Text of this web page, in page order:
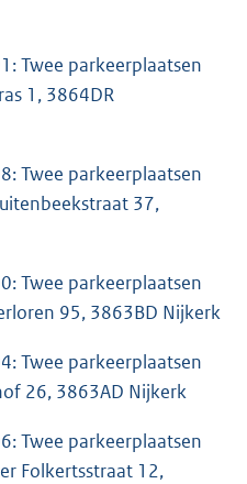
Twee parkeerplaatsen
1, 3864DR
Twee parkeerplaatsen
37,
Twee parkeerplaatsen
95, 3863BD Nijkerk
Twee parkeerplaatsen
26, 3863AD Nijkerk
Twee parkeerplaatsen
Folkertsstraat 12,